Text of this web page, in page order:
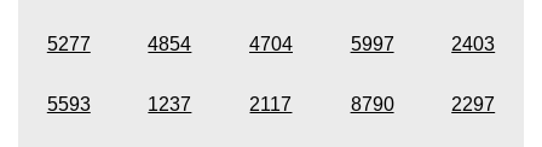
5277 4854 4704 5997 2403
5593 1237 2117 8790 2297